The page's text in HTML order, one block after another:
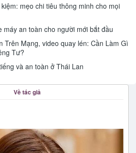
mẹo chi tiêu thông minh cho mọi
máy an toàn cho người mới bắt đầu
Trên Mạng, video quay lén: Cần Làm Gì
Tư?
và an toàn ở Thái Lan
Về tác giả